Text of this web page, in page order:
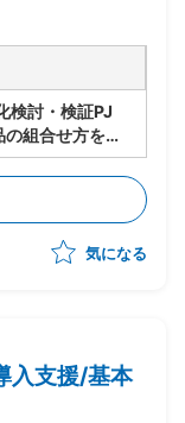
検討・検証PJ
組合せ方を検
進
の設計手順検
実施
加検証を実施
気になる
入支援/基本